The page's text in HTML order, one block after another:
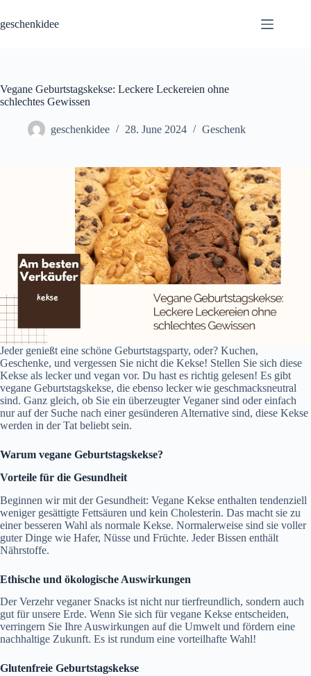
content
geschenkidee
Vegane Geburtstagskekse: Leckere Leckereien ohne
schlechtes Gewissen
geschenkidee 28. June 2024 Geschenk
Jeder genießt eine schöne Geburtstagsparty, oder? Kuchen,
Geschenke, und vergessen Sie nicht die Kekse! Stellen Sie sich diese
Kekse als lecker und vegan vor. Du hast es richtig gelesen! Es gibt
vegane Geburtstagskekse, die ebenso lecker wie geschmacksneutral
sind. Ganz gleich, ob Sie ein überzeugter Veganer sind oder einfach
nur auf der Suche nach einer gesünderen Alternative sind, diese Kekse
werden in der Tat beliebt sein.
Warum vegane Geburtstagskekse?
Vorteile für die Gesundheit
Beginnen wir mit der Gesundheit: Vegane Kekse enthalten tendenziell
weniger gesättigte Fettsäuren und kein Cholesterin. Das macht sie zu
einer besseren Wahl als normale Kekse. Normalerweise sind sie voller
guter Dinge wie Hafer, Nüsse und Früchte. Jeder Bissen enthält
Nährstoffe.
Ethische und ökologische Auswirkungen
Der Verzehr veganer Snacks ist nicht nur tierfreundlich, sondern auch
gut für unsere Erde. Wenn Sie sich für vegane Kekse entscheiden,
verringern Sie Ihre Auswirkungen auf die Umwelt und fördern eine
nachhaltige Zukunft. Es ist rundum eine vorteilhafte Wahl!
Glutenfreie Geburtstagskekse